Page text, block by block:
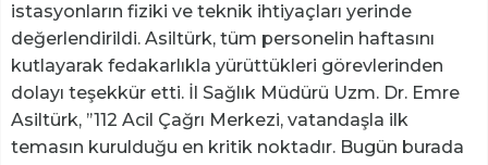
istasyonların fiziki ve teknik ihtiyaçları yerinde
değerlendirildi. Asiltürk, tüm personelin haftasını
kutlayarak fedakarlıkla yürüttükleri görevlerinden
dolayı teşekkür etti. İl Sağlık Müdürü Uzm. Dr. Emre
Asiltürk, ’’112 Acil Çağrı Merkezi, vatandaşla ilk
temasın kurulduğu en kritik noktadır. Bugün burada